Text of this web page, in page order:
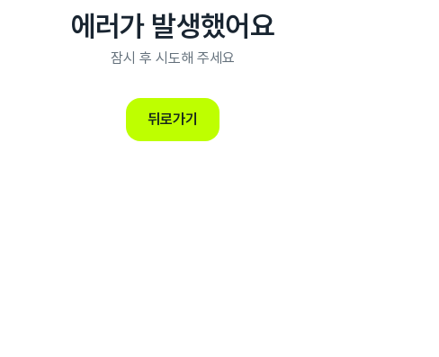
에러가 발생했어요
잠시 후 시도해 주세요
뒤로가기